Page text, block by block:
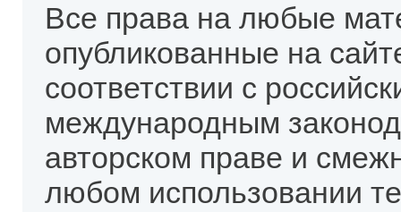
Все права на любые
опубликованные на
соответствии с
международным
авторском праве и
любом использовании